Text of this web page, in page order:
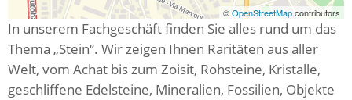
©OpenStreetMapcontributors
In unserem Fachgeschäft finden Sie alles rund um das
Thema „Stein“. Wir zeigen Ihnen Raritäten aus aller
Welt, vom Achat bis zum Zoisit, Rohsteine, Kristalle,
geschliffene Edelsteine, Mineralien, Fossilien, Objekte